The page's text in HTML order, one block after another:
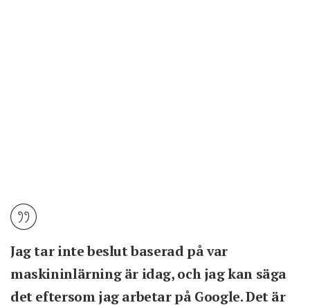
Jag tar inte beslut baserad på var
maskininlärning är idag, och jag kan säga
det eftersom jag arbetar på Google. Det är